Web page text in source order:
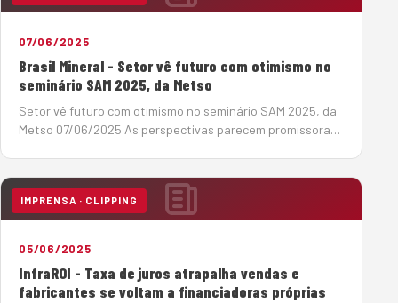
07/06/2025
Brasil Mineral - Setor vê futuro com otimismo no
seminário SAM 2025, da Metso
Setor vê futuro com otimismo no seminário SAM 2025, da
Metso 07/06/2025 As perspectivas parecem promissoras,
os investimentos devem somar R$ 1,02 tri…
IMPRENSA · CLIPPING
05/06/2025
InfraROI - Taxa de juros atrapalha vendas e
fabricantes se voltam a financiadoras próprias